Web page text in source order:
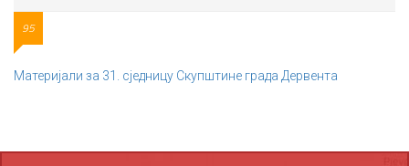
95
Материјали за 31. сједницу Скупштине града Дервента